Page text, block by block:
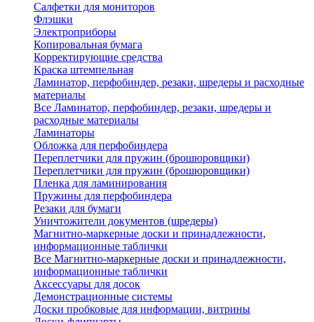
Салфетки для мониторов
Флэшки
Электроприборы
Копировальная бумага
Корректирующие средства
Краска штемпельная
Ламинатор, перфобиндер, резаки, шредеры и расходные
материалы
Все Ламинатор, перфобиндер, резаки, шредеры и
расходные материалы
Ламинаторы
Обложка для перфобиндера
Переплетчики для пружин (брошюровщики)
Переплетчики для пружин (брошюровщики)
Пленка для ламинирования
Пружины для перфобиндера
Резаки для бумаги
Уничтожители документов (шредеры)
Магнитно-маркерные доски и принадлежности,
информационные таблички
Все Магнитно-маркерные доски и принадлежности,
информационные таблички
Аксессуары для досок
Демонстрационные системы
Доски пробковые для информации, витрины